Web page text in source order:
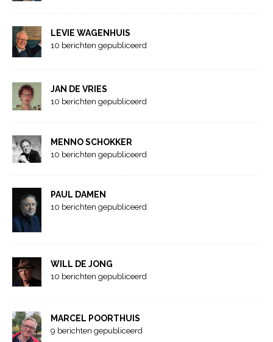
LEVIE WAGENHUIS
10 berichten gepubliceerd
JAN DE VRIES
10 berichten gepubliceerd
MENNO SCHOKKER
10 berichten gepubliceerd
PAUL DAMEN
10 berichten gepubliceerd
WILL DE JONG
10 berichten gepubliceerd
MARCEL POORTHUIS
9 berichten gepubliceerd